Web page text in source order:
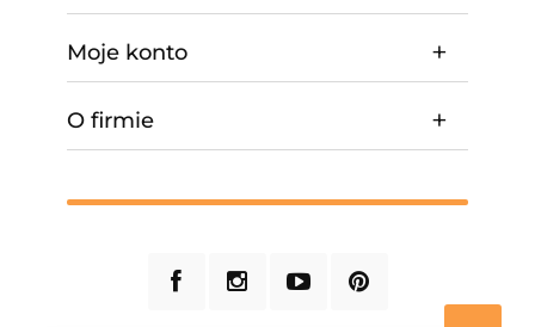
Moje konto
O firmie